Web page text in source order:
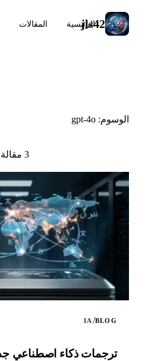
jls42
الرئيسية المقالات
الوسوم: gpt-4o
3 مقالة
BLOG
/
IA